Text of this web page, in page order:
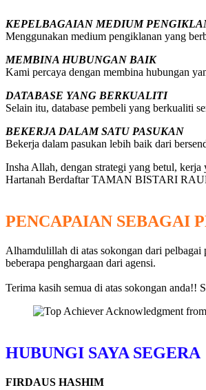
KEPELBAGAIAN MEDIUM
Menggunakan medium pengiklanan yang
MEMBINA HUBUNGAN BAIK
Kami percaya dengan membina hubungan
DATABASE YANG BERKUALITI
Selain itu, database pembeli yang berkualiti
BEKERJA DALAM SATU PASUKAN
Bekerja dalam pasukan lebih baik dari
Insha Allah, dengan strategi yang betul,
Hartanah Berdaftar TAMAN BISTARI
PENCAPAIAN SEBAGAI
Alhamdulillah di atas sokongan dari pelbagai
beberapa penghargaan dari agensi.
Terima kasih semua di atas sokongan anda!!
HUBUNGI SAYA SEGERA
FIRDAUS HASHIM